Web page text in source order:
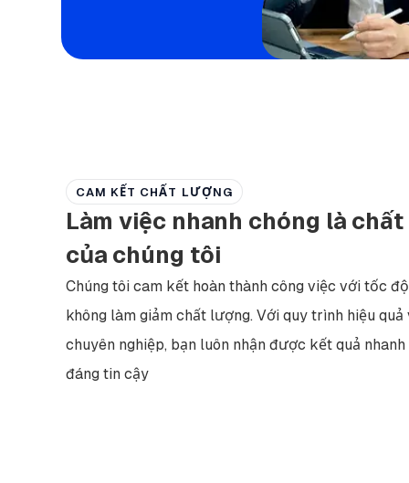
CAM KẾT CHẤT LƯỢNG
Làm việc nhanh chóng là
của chúng tôi
Chúng tôi cam kết hoàn thành công việc với tốc
không làm giảm chất lượng. Với quy trình hiệu quả
chuyên nghiệp, bạn luôn nhận được kết quả
đáng tin cậy